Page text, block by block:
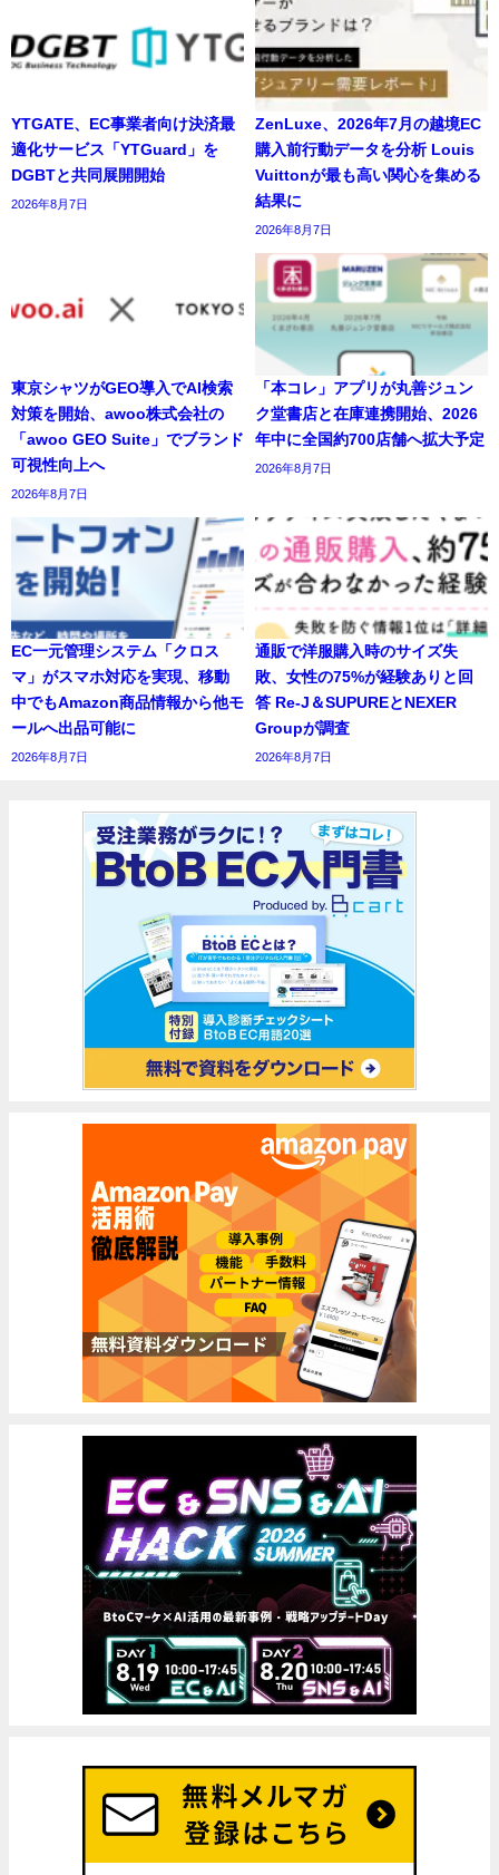
YTGATE、EC事業者向け決済最
適化サービス「YTGuard」を
DGBTと共同展開開始
2026年8月7日
ZenLuxe、2026年7月の越境EC
購入前行動データを分析 Louis
Vuittonが最も高い関心を集める
結果に
2026年8月7日
東京シャツがGEO導入でAI検索
対策を開始、awoo株式会社の
「awoo GEO Suite」でブランド
可視性向上へ
2026年8月7日
「本コレ」アプリが丸善ジュン
ク堂書店と在庫連携開始、2026
年中に全国約700店舗へ拡大予定
2026年8月7日
EC一元管理システム「クロス
マ」がスマホ対応を実現、移動
中でもAmazon商品情報から他モ
ールへ出品可能に
2026年8月7日
通販で洋服購入時のサイズ失
敗、女性の75%が経験ありと回
答 Re-J＆SUPUREとNEXER
Groupが調査
2026年8月7日